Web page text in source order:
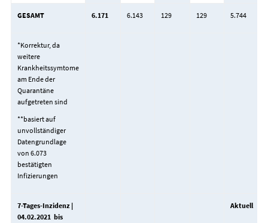
GESAMT 6.171 6.143 129 129 5.744
*Korrektur, da
weitere
Krankheitssymtome
am Ende der
Quarantäne
aufgetreten sind
**basiert auf
unvollständiger
Datengrundlage
von 6.073
bestätigten
Infizierungen
7-Tages-Inzidenz |
04.02.2021 bis
Aktuell